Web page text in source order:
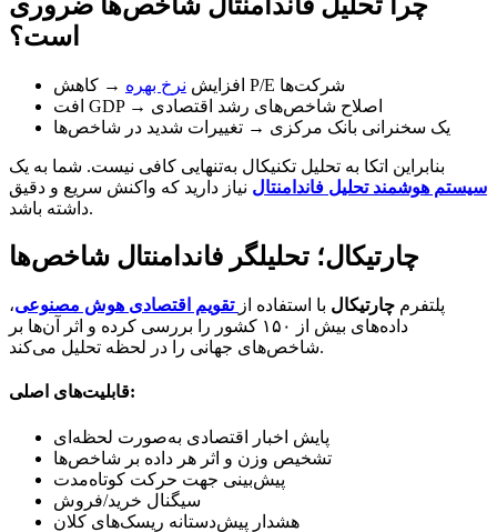
چرا تحلیل فاندامنتال شاخص‌ها ضروری
است؟
افزایش نرخ بهره
→ کاهش P/E شرکت‌ها
افت GDP → اصلاح شاخص‌های رشد اقتصادی
یک سخنرانی بانک مرکزی → تغییرات شدید در شاخص‌ها
بنابراین اتکا به تحلیل تکنیکال به‌تنهایی کافی نیست. شما به یک
سیستم هوشمند تحلیل فاندامنتال نیاز دارید که واکنش سریع و دقیق
داشته باشد.
چارتیکال؛ تحلیلگر فاندامنتال شاخص‌ها
پلتفرم چارتیکال با استفاده از تقویم اقتصادی هوش مصنوعی،
داده‌های بیش از ۱۵۰ کشور را بررسی کرده و اثر آن‌ها بر
شاخص‌های جهانی را در لحظه تحلیل می‌کند.
قابلیت‌های اصلی:
پایش اخبار اقتصادی به‌صورت لحظه‌ای
تشخیص وزن و اثر هر داده بر شاخص‌ها
پیش‌بینی جهت حرکت کوتاه‌مدت
سیگنال خرید/فروش
هشدار پیش‌دستانه ریسک‌های کلان